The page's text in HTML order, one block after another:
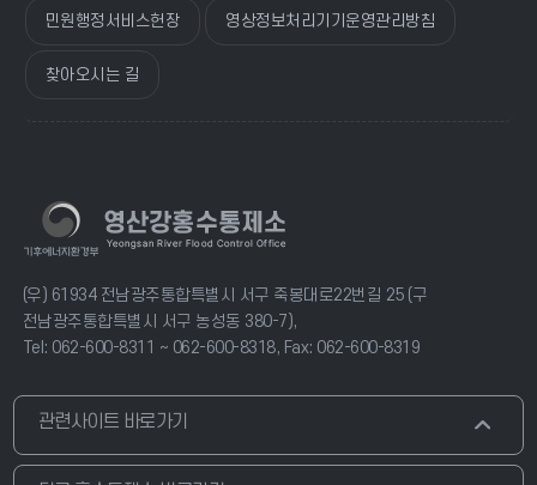
민원행정서비스헌장 영상정보처리기기운영관리방침
찾아오시는 길
(우) 61934 전남광주통합특별시 서구 죽봉대로22번길 25 (구
전남광주통합특별시 서구 농성동 380-7),
Tel: 062-600-8311 ∼ 062-600-8318, Fax: 062-600-8319
관련사이트 바로가기